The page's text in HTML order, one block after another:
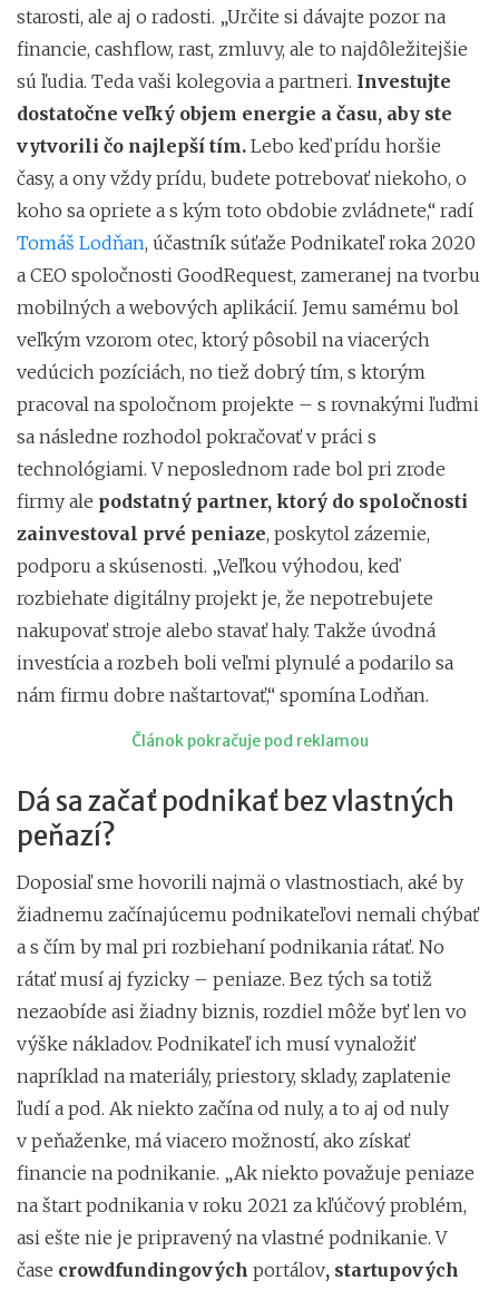
starosti, ale aj o radosti. „Určite si dávajte pozor na
financie, cashflow, rast, zmluvy, ale to najdôležitejšie
sú ľudia. Teda vaši kolegovia a partneri. Investujte
dostatočne veľký objem energie a času, aby ste
vytvorili čo najlepší tím. Lebo keď prídu horšie
časy, a ony vždy prídu, budete potrebovať niekoho, o
koho sa opriete a s kým toto obdobie zvládnete,“ radí
Tomáš Lodňan, účastník súťaže Podnikateľ roka 2020
a CEO spoločnosti GoodRequest, zameranej na tvorbu
mobilných a webových aplikácií. Jemu samému bol
veľkým vzorom otec, ktorý pôsobil na viacerých
vedúcich pozíciách, no tiež dobrý tím, s ktorým
pracoval na spoločnom projekte – s rovnakými ľuďmi
sa následne rozhodol pokračovať v práci s
technológiami. V neposlednom rade bol pri zrode
firmy ale podstatný partner, ktorý do spoločnosti
zainvestoval prvé peniaze, poskytol zázemie,
podporu a skúsenosti. „Veľkou výhodou, keď
rozbiehate digitálny projekt je, že nepotrebujete
nakupovať stroje alebo stavať haly. Takže úvodná
investícia a rozbeh boli veľmi plynulé a podarilo sa
nám firmu dobre naštartovať,“ spomína Lodňan.
Článok pokračuje pod reklamou
Dá sa začať podnikať bez vlastných
peňazí?
Doposiaľ sme hovorili najmä o vlastnostiach, aké by
žiadnemu začínajúcemu podnikateľovi nemali chýbať
a s čím by mal pri rozbiehaní podnikania rátať. No
rátať musí aj fyzicky – peniaze. Bez tých sa totiž
nezaobíde asi žiadny biznis, rozdiel môže byť len vo
výške nákladov. Podnikateľ ich musí vynaložiť
napríklad na materiály, priestory, sklady, zaplatenie
ľudí a pod. Ak niekto začína od nuly, a to aj od nuly
v peňaženke, má viacero možností, ako získať
financie na podnikanie. „Ak niekto považuje peniaze
na štart podnikania v roku 2021 za kľúčový problém,
asi ešte nie je pripravený na vlastné podnikanie. V
čase crowdfundingových portálov, startupových